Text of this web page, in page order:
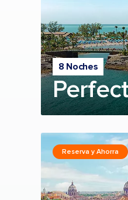
8 Noches
Reserva y Ahorra